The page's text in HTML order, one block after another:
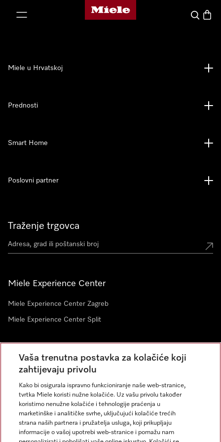
Miele početna stranica
Pretraga
Traženje trgovca
Miele Experience Center
Miele Experience Center Zagreb
Miele Experience Center Split
Newsletter
Miele u Hrvatskoj
Prednosti
Smart Home
Poslovni partner
Vaša trenutna postavka za kolačiće koji
zahtijevaju privolu
Kako bi osigurala ispravno funkcioniranje naše web-stranice,
tvrtka Miele koristi nužne kolačiće. Uz vašu privolu također
koristimo nenužne kolačiće i tehnologije praćenja u
marketinške i analitičke svrhe, uključujući kolačiće trećih
strana naših partnera i pružatelja usluga, koji prikupljaju
informacije o vašoj upotrebi web-stranice i pomažu nam